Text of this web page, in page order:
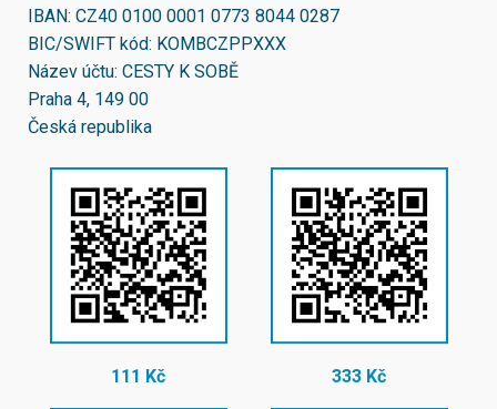
IBAN: CZ40 0100 0001 0773 8044 0287
BIC/SWIFT kód: KOMBCZPPXXX
Název účtu: CESTY K SOBĚ
Praha 4, 149 00
Česká republika
111 Kč 333 Kč